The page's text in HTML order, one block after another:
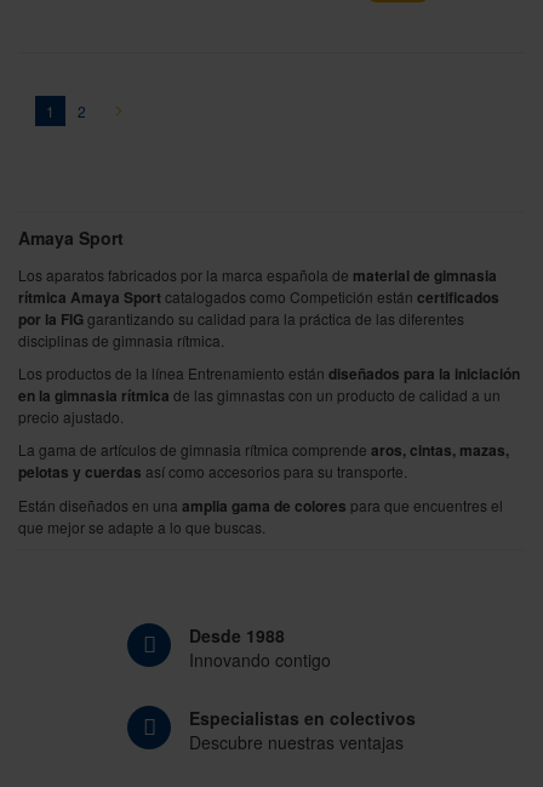
Página
You're currently reading page
1 Página
2
Amaya Sport
Los aparatos fabricados por la marca española de material de gimnasia
rítmica Amaya Sportcatalogados como Competición están certificados
por la FIGgarantizando su calidad para la práctica de las diferentes
disciplinas de gimnasia rítmica.
Los productos de la línea Entrenamiento están diseñados para la iniciación
en la gimnasia rítmica de las gimnastas con un producto de calidad a un
precio ajustado.
La gama de artículos de gimnasia rítmica comprende aros, cintas, mazas,
pelotas y cuerdas así como accesorios para su transporte.
Están diseñados en una amplia gama de colores para que encuentres el
que mejor se adapte a lo que buscas.
Desde 1988
Innovando contigo
Especialistas en colectivos
Descubre nuestras ventajas